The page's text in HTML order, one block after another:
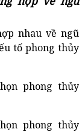
nhau về ngũ
tố phong thủy
phong thủy
phong thủy